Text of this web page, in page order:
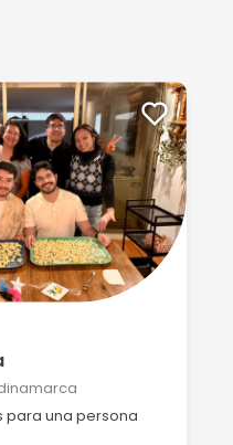
para una persona